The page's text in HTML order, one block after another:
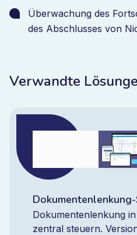
Überwachung des
des Abschlusses von
Verwandte
Dokumentenlenkung
zentral steuern.